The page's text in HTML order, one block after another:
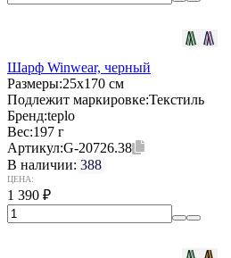
Шарф Winwear, черный
Размеры:25х170 см
Подлежит маркировке:Текстиль
Бренд:teplo
Вес:197 г
Артикул:G-20726.38
В наличии: 388
ЦЕНА:
1 390 ₽